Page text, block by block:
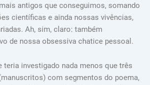
antigos que conseguimos, somando
científicas e ainda nossas vivências,
Ah, sim, claro: também
de nossa obsessiva chatice pessoal.
teria investigado nada menos que três
com segmentos do poema,